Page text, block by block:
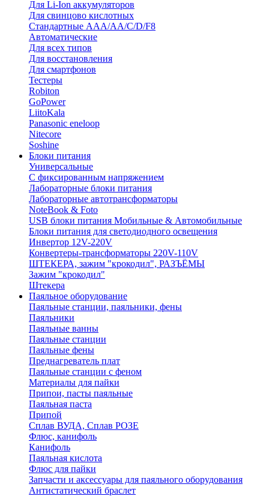
Для Li-Ion аккумуляторов
Для свинцово кислотных
Стандартные ААА/АА/С/D/F8
Автоматические
Для всех типов
Для восстановления
Для смартфонов
Тестеры
Robiton
GoPower
LiitoKala
Panasonic eneloop
Nitecore
Soshine
Блоки питания
Универсальные
C фиксированным напряжением
Лабораторные блоки питания
Лабораторные автотрансформаторы
NoteBook & Foto
USB блоки питания Мобильные & Автомобильные
Блоки питания для светодиодного освещения
Инвертор 12V-220V
Конвертеры-трансформаторы 220V-110V
ШТЕКЕРА, зажим "крокодил", РАЗЪЁМЫ
Зажим "крокодил"
Штекера
Паяльное оборудование
Паяльные станции, паяльники, фены
Паяльники
Паяльные ванны
Паяльные станции
Паяльные фены
Преднагреватель плат
Паяльные станции с феном
Материалы для пайки
Припои, пасты паяльные
Паяльная паста
Припой
Сплав ВУДА, Сплав РОЗЕ
Флюс, канифоль
Канифоль
Паяльная кислота
Флюс для пайки
Запчасти и аксессуары для паяльного оборудования
Антистатический браслет